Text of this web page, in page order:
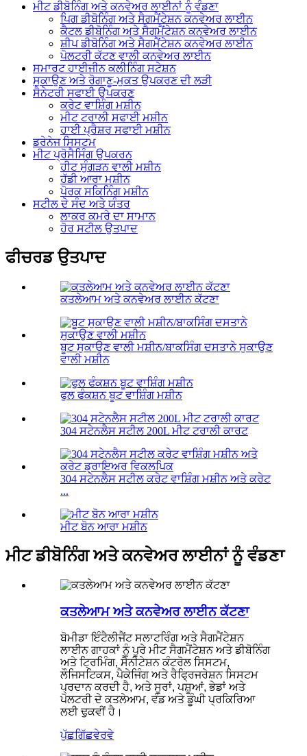
ਮੀਟ ਡੀਬੋਨਿੰਗ ਅਤੇ ਕਨਵੇਅਰ ਲਾਈਨਾਂ ਨੂੰ ਵੰਡਣਾ
ਪਿਗ ਡੀਬੋਨਿੰਗ ਅਤੇ ਸੈਗਮੈਂਟੇਸ਼ਨ ਕਨਵੇਅਰ ਲਾਈਨ
ਕੈਟਲ ਡੀਬੋਨਿੰਗ ਅਤੇ ਸੈਗਮੈਂਟੇਸ਼ਨ ਕਨਵੇਅਰ ਲਾਈਨ
ਸ਼ੀਪ ਡੀਬੋਨਿੰਗ ਅਤੇ ਸੈਗਮੈਂਟੇਸ਼ਨ ਕਨਵੇਅਰ ਲਾਈਨ
ਪੋਲਟਰੀ ਕੱਟਣ ਵਾਲੀ ਕਨਵੇਅਰ ਲਾਈਨ
ਸਮਾਰਟ ਹਾਈਜੀਨ ਕਲੀਨਿੰਗ ਸਟੇਸ਼ਨ
ਸੁਕਾਉਣ ਅਤੇ ਰੋਗਾਣੂ-ਮੁਕਤ ਉਪਕਰਣ ਦੀ ਲੜੀ
ਸੈਨੇਟਰੀ ਸਫਾਈ ਉਪਕਰਣ
ਕਰੇਟ ਵਾਸ਼ਿੰਗ ਮਸ਼ੀਨ
ਮੀਟ ਟਰਾਲੀ ਸਫਾਈ ਮਸ਼ੀਨ
ਹਾਈ ਪ੍ਰੈਸ਼ਰ ਸਫਾਈ ਮਸ਼ੀਨ
ਡਰੇਨੇਜ ਸਿਸਟਮ
ਮੀਟ ਪ੍ਰੋਸੈਸਿੰਗ ਉਪਕਰਨ
ਹੀਟ ਸੁੰਗੜਨ ਵਾਲੀ ਮਸ਼ੀਨ
ਹੱਡੀ ਆਰਾ ਮਸ਼ੀਨ
ਪੋਰਕ ਸਕਿਨਿੰਗ ਮਸ਼ੀਨ
ਸਟੀਲ ਦੇ ਸੰਦ ਅਤੇ ਯੰਤਰ
ਲਾਕਰ ਕਮਰੇ ਦਾ ਸਾਮਾਨ
ਹੋਰ ਸਟੀਲ ਉਤਪਾਦ
ਫੀਚਰਡ ਉਤਪਾਦ
ਕਤਲੇਆਮ ਅਤੇ ਕਨਵੇਅਰ ਲਾਈਨ ਕੱਟਣਾ
ਬੂਟ ਸੁਕਾਉਣ ਵਾਲੀ ਮਸ਼ੀਨ/ਬਾਕਸਿੰਗ ਦਸਤਾਨੇ ਸੁਕਾਉਣ
ਵਾਲੀ ਮਸ਼ੀਨ
ਫੁਲ ਫੰਕਸ਼ਨ ਬੂਟ ਵਾਸ਼ਿੰਗ ਮਸ਼ੀਨ
304 ਸਟੇਨਲੈਸ ਸਟੀਲ 200L ਮੀਟ ਟਰਾਲੀ ਕਾਰਟ
304 ਸਟੇਨਲੈਸ ਸਟੀਲ ਕਰੇਟ ਵਾਸ਼ਿੰਗ ਮਸ਼ੀਨ ਅਤੇ ਕਰੇਟ
...
ਮੀਟ ਬੋਨ ਆਰਾ ਮਸ਼ੀਨ
ਮੀਟ ਡੀਬੋਨਿੰਗ ਅਤੇ ਕਨਵੇਅਰ ਲਾਈਨਾਂ ਨੂੰ ਵੰਡਣਾ
ਕਤਲੇਆਮ ਅਤੇ ਕਨਵੇਅਰ ਲਾਈਨ ਕੱਟਣਾ
ਬੋਮੀਡਾ ਇੰਟੈਲੀਜੈਂਟ ਸਲਾਟਰਿੰਗ ਅਤੇ ਸੈਗਮੈਂਟੇਸ਼ਨ
ਲਾਈਨ ਗਾਹਕਾਂ ਨੂੰ ਪੂਰੇ ਮੀਟ ਸੈਗਮੈਂਟੇਸ਼ਨ ਅਤੇ ਡੀਬੋਨਿੰਗ
ਅਤੇ ਟ੍ਰਿਮਿੰਗ, ਸੈਨੀਟੇਸ਼ਨ ਕੰਟਰੋਲ ਸਿਸਟਮ,
ਲੌਜਿਸਟਿਕਸ, ਪੈਕੇਜਿੰਗ ਅਤੇ ਰੈਫ੍ਰਿਜਰੇਸ਼ਨ ਸਿਸਟਮ
ਪ੍ਰਦਾਨ ਕਰਦੀ ਹੈ, ਅਤੇ ਸੂਰਾਂ, ਪਸ਼ੂਆਂ, ਭੇਡਾਂ ਅਤੇ
ਪੋਲਟਰੀ ਦੇ ਕਤਲੇਆਮ, ਵੰਡ ਅਤੇ ਡੂੰਘੀ ਪ੍ਰਕਿਰਿਆ
ਲਈ ਢੁਕਵੀਂ ਹੈ।
ਪੁੱਛਗਿੱਛਵੇਰਵੇ